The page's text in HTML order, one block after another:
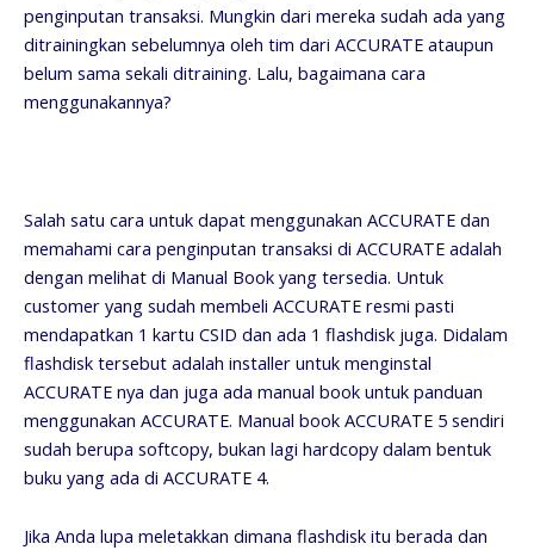
penginputan transaksi. Mungkin dari mereka sudah ada yang
ditrainingkan sebelumnya oleh tim dari ACCURATE ataupun
belum sama sekali ditraining. Lalu, bagaimana cara
menggunakannya?
Salah satu cara untuk dapat menggunakan ACCURATE dan
memahami cara penginputan transaksi di ACCURATE adalah
dengan melihat di Manual Book yang tersedia. Untuk
customer yang sudah membeli ACCURATE resmi pasti
mendapatkan 1 kartu CSID dan ada 1 flashdisk juga. Didalam
flashdisk tersebut adalah installer untuk menginstal
ACCURATE nya dan juga ada manual book untuk panduan
menggunakan ACCURATE. Manual book ACCURATE 5 sendiri
sudah berupa softcopy, bukan lagi hardcopy dalam bentuk
buku yang ada di ACCURATE 4.
Jika Anda lupa meletakkan dimana flashdisk itu berada dan